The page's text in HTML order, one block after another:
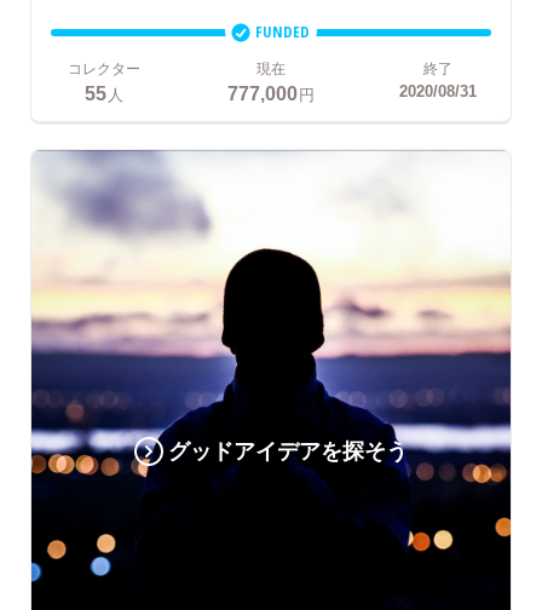
FUNDED
コレクター
55 人
現在
777,000円
終了
2020/08/31
グッドアイデアを探そう